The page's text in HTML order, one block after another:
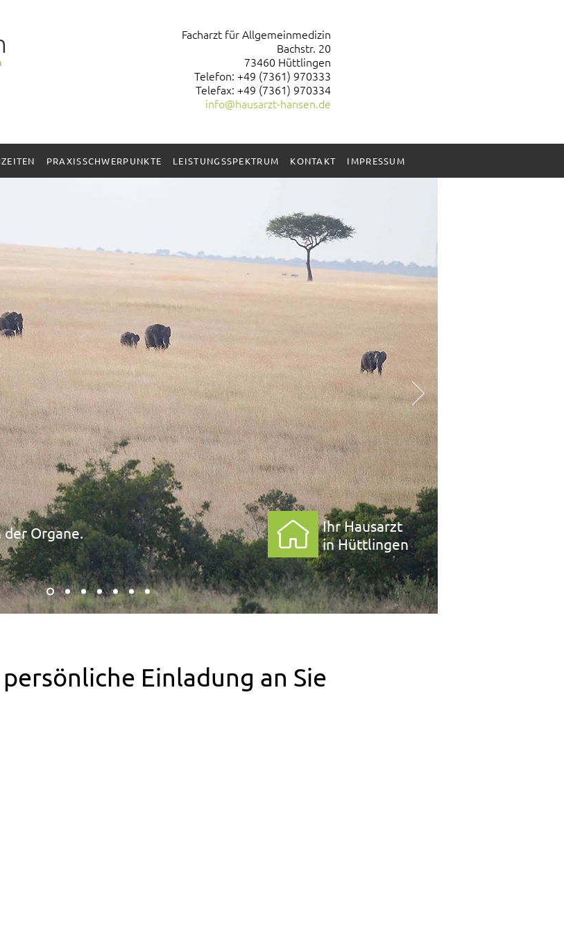
Facharzt für Allgemeinmedizin
Bachstr. 20
73460 Hüttlingen
Telefon: +49 (7361) 970333
Telefax: +49 (7361) 970334
info@hausarzt-hansen.de
derOrgane.
Ihr Hausarzt
in Hüttlingen
Einladung an Sie
PRAXISSCHWERPUNKTE LEISTUNGSSPEKTRUM KONTAKT IMPRESSUM